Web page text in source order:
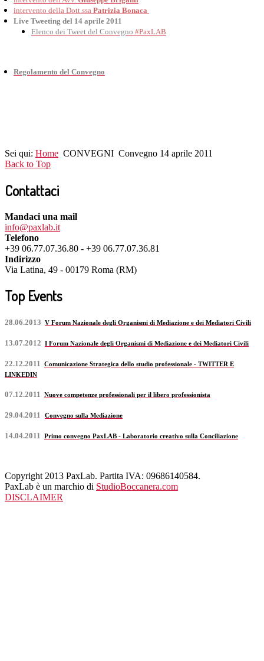
intervento della Dott.ssa Patrizia Bonaca
Live Tweeting del 14 aprile 2011
Elenco dei Tweet del Convegno #PaxLAB
Regolamento del Convegno
Sei qui: Home CONVEGNI Convegno 14 aprile 2011
Back to Top
Contattaci
Mandaci una mail
info@paxlab.it
Telefono
+39 06.77.07.36.80 - +39 06.77.07.36.81
Indirizzo
Via Latina, 49 - 00179 Roma (RM)
Top Events
28.06.2013 V Forum Nazionale degli Organismi di Mediazione e dei Mediatori Civili
13.07.2012 I Forum Nazionale degli Organismi di Mediazione e dei Mediatori Civili
22.12.2011
Comunicazione Strategica dello studio professionale - TWITTER E
LINKEDIN
07.12.2011 Nuove competenze professionali per il libero professionista
29.04.2011 Convegno sulla Mediazione
14.04.2011 Primo convegno PaxLAB - Laboratorio creativo sulla Conciliazione
Copyright 2013 PaxLab. Partita IVA: 09686140584.
PaxLab è un marchio di StudioBoccanera.com
DISCLAIMER